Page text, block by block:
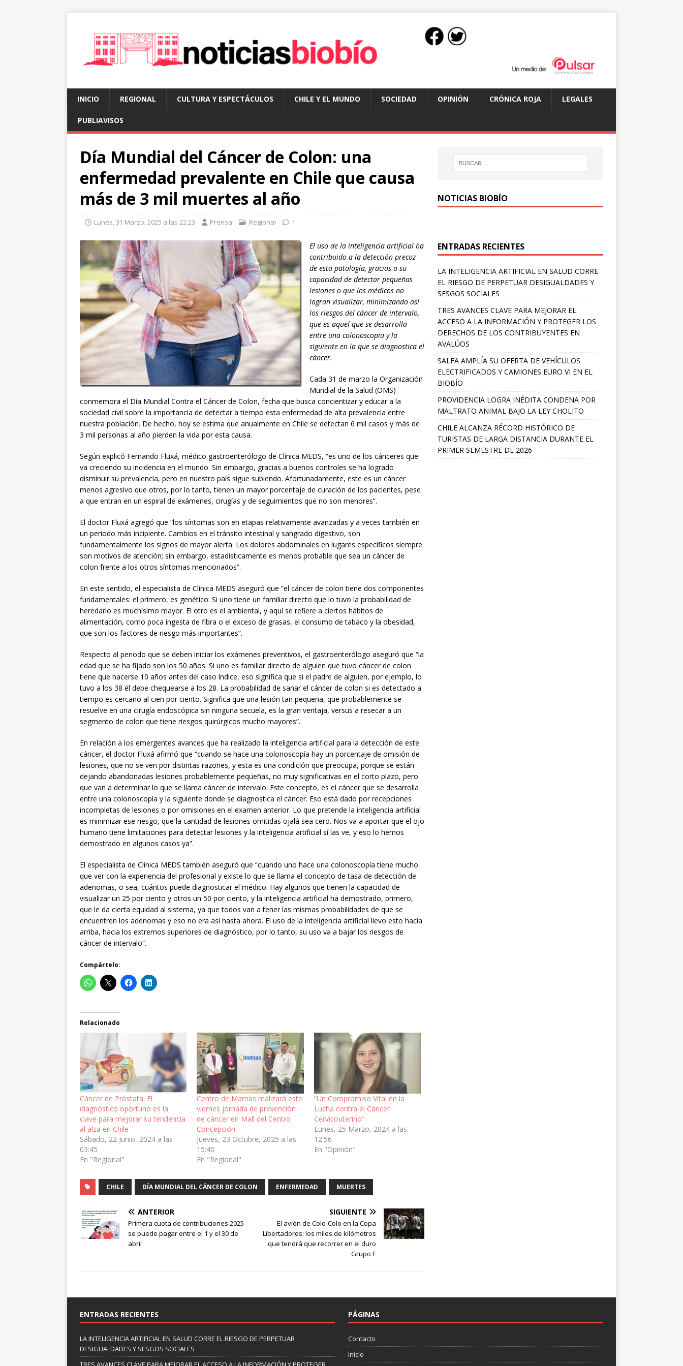
INICIO REGIONAL CULTURA Y ESPECTÁCULOS CHILE Y EL MUNDO SOCIEDAD OPINIÓN CRÓNICA ROJA LEGALES
PUBLIAVISOS
Día Mundial del Cáncer de Colon: una
enfermedad prevalente en Chile que causa
más de 3 mil muertes al año
Lunes, 31 Marzo, 2025 a las 22:23 Prensa Regional 1
El uso de la inteligencia artificial ha
contribuido a la detección precoz
de esta patología, gracias a su
capacidad de detectar pequeñas
lesiones o que los médicos no
logran visualizar, minimizando así
los riesgos del cáncer de intervalo,
que es aquel que se desarrolla
entre una colonoscopia y la
siguiente en la que se diagnostica el
cáncer.
Cada 31 de marzo la Organización
Mundial de la Salud (OMS)
conmemora el Día Mundial Contra el Cáncer de Colon, fecha que busca concientizar y educar a la
sociedad civil sobre la importancia de detectar a tiempo esta enfermedad de alta prevalencia entre
nuestra población. De hecho, hoy se estima que anualmente en Chile se detectan 6 mil casos y más de
3 mil personas al año pierden la vida por esta causa.
Según explicó Fernando Fluxá, médico gastroenterólogo de Clínica MEDS, “es uno de los cánceres que
va creciendo su incidencia en el mundo. Sin embargo, gracias a buenos controles se ha logrado
disminuir su prevalencia, pero en nuestro país sigue subiendo. Afortunadamente, este es un cáncer
menos agresivo que otros, por lo tanto, tienen un mayor porcentaje de curación de los pacientes, pese
a que entran en un espiral de exámenes, cirugías y de seguimientos que no son menores”.
El doctor Fluxá agregó que “los síntomas son en etapas relativamente avanzadas y a veces también en
un periodo más incipiente. Cambios en el tránsito intestinal y sangrado digestivo, son
fundamentalmente los signos de mayor alerta. Los dolores abdominales en lugares específicos siempre
son motivos de atención; sin embargo, estadísticamente es menos probable que sea un cáncer de
colon frente a los otros síntomas mencionados”.
En este sentido, el especialista de Clínica MEDS aseguró que “el cáncer de colon tiene dos componentes
fundamentales: el primero, es genético. Si uno tiene un familiar directo que lo tuvo la probabilidad de
heredarlo es muchísimo mayor. El otro es el ambiental, y aquí se refiere a ciertos hábitos de
alimentación, como poca ingesta de fibra o el exceso de grasas, el consumo de tabaco y la obesidad,
que son los factores de riesgo más importantes”.
Respecto al periodo que se deben iniciar los exámenes preventivos, el gastroenterólogo aseguró que “la
edad que se ha fijado son los 50 años. Si uno es familiar directo de alguien que tuvo cáncer de colon
tiene que hacerse 10 años antes del caso índice, eso significa que si el padre de alguien, por ejemplo, lo
tuvo a los 38 él debe chequearse a los 28. La probabilidad de sanar el cáncer de colon si es detectado a
tiempo es cercano al cien por ciento. Significa que una lesión tan pequeña, que probablemente se
resuelve en una cirugía endoscópica sin ninguna secuela, es la gran ventaja, versus a resecar a un
segmento de colon que tiene riesgos quirúrgicos mucho mayores”.
En relación a los emergentes avances que ha realizado la inteligencia artificial para la detección de este
cáncer, el doctor Fluxá afirmó que “cuando se hace una colonoscopía hay un porcentaje de omisión de
lesiones, que no se ven por distintas razones, y esta es una condición que preocupa, porque se están
dejando abandonadas lesiones probablemente pequeñas, no muy significativas en el corto plazo, pero
que van a determinar lo que se llama cáncer de intervalo. Este concepto, es el cáncer que se desarrolla
entre una colonoscopía y la siguiente donde se diagnostica el cáncer. Eso está dado por recepciones
incompletas de lesiones o por omisiones en el examen anterior. Lo que pretende la inteligencia artificial
es minimizar ese riesgo, que la cantidad de lesiones omitidas ojalá sea cero. Nos va a aportar que el ojo
humano tiene limitaciones para detectar lesiones y la inteligencia artificial sí las ve, y eso lo hemos
demostrado en algunos casos ya”.
El especialista de Clínica MEDS también aseguró que “cuando uno hace una colonoscopía tiene mucho
que ver con la experiencia del profesional y existe lo que se llama el concepto de tasa de detección de
adenomas, o sea, cuántos puede diagnosticar el médico. Hay algunos que tienen la capacidad de
visualizar un 25 por ciento y otros un 50 por ciento, y la inteligencia artificial ha demostrado, primero,
que le da cierta equidad al sistema, ya que todos van a tener las mismas probabilidades de que se
encuentren los adenomas y eso no era así hasta ahora. El uso de la inteligencia artificial llevo esto hacia
arriba, hacia los extremos superiores de diagnóstico, por lo tanto, su uso va a bajar los riesgos de
cáncer de intervalo”.
Compártelo:
Relacionado
Cáncer de Próstata: El
diagnóstico oportuno es la
clave para mejorar su tendencia
al alza en Chile
Sábado, 22 Junio, 2024 a las
03:45
En "Regional"
Centro de Mamas realizará este
viernes jornada de prevención
de cáncer en Mall del Centro
Concepción
Jueves, 23 Octubre, 2025 a las
15:40
En "Regional"
“Un Compromiso Vital en la
Lucha contra el Cáncer
Cervicouterino"
Lunes, 25 Marzo, 2024 a las
12:56
En "Opinión"
CHILE DÍA MUNDIAL DEL CÁNCER DE COLON ENFERMEDAD MUERTES
ANTERIOR
Primera cuota de contribuciones 2025
se puede pagar entre el 1 y el 30 de
abril
SIGUIENTE
El avión de Colo-Colo en la Copa
Libertadores: los miles de kilómetros
que tendrá que recorrer en el duro
Grupo E
NOTICIAS BIOBÍO
ENTRADAS RECIENTES
LA INTELIGENCIA ARTIFICIAL EN SALUD CORRE
EL RIESGO DE PERPETUAR DESIGUALDADES Y
SESGOS SOCIALES
TRES AVANCES CLAVE PARA MEJORAR EL
ACCESO A LA INFORMACIÓN Y PROTEGER LOS
DERECHOS DE LOS CONTRIBUYENTES EN
AVALÚOS
SALFA AMPLÍA SU OFERTA DE VEHÍCULOS
ELECTRIFICADOS Y CAMIONES EURO VI EN EL
BIOBÍO
PROVIDENCIA LOGRA INÉDITA CONDENA POR
MALTRATO ANIMAL BAJO LA LEY CHOLITO
CHILE ALCANZA RÉCORD HISTÓRICO DE
TURISTAS DE LARGA DISTANCIA DURANTE EL
PRIMER SEMESTRE DE 2026
ENTRADAS RECIENTES
LA INTELIGENCIA ARTIFICIAL EN SALUD CORRE EL RIESGO DE PERPETUAR
DESIGUALDADES Y SESGOS SOCIALES
PÁGINAS
Contacto
Inicio